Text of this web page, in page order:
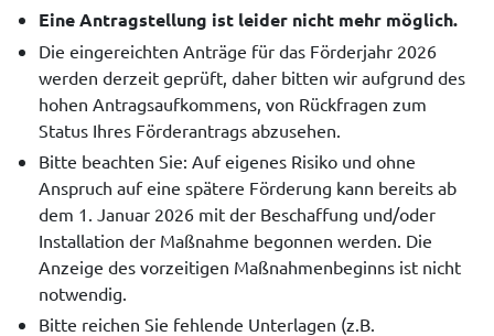
Eine Antragstellung ist leider nicht mehr möglich.
Die eingereichten Anträge für das Förderjahr 2026
werden derzeit geprüft, daher bitten wir aufgrund des
hohen Antragsaufkommens, von Rückfragen zum
Status Ihres Förderantrags abzusehen.
Bitte beachten Sie: Auf eigenes Risiko und ohne
Anspruch auf eine spätere Förderung kann bereits ab
dem 1. Januar 2026 mit der Beschaffung und/oder
Installation der Maßnahme begonnen werden. Die
Anzeige des vorzeitigen Maßnahmenbeginns ist nicht
notwendig.
Bitte reichen Sie fehlende Unterlagen (z.B.